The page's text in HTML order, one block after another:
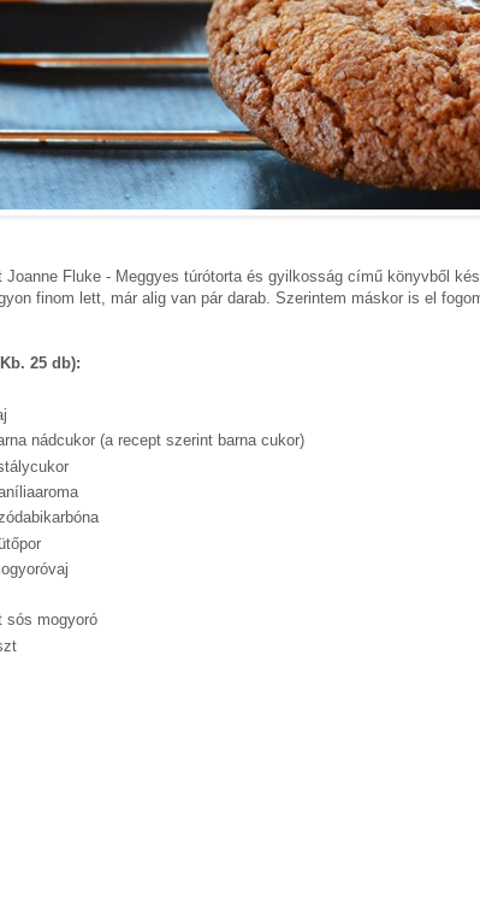
Joanne Fluke - Meggyes túrótorta és gyilkosság című könyvből
finom lett, már alig van pár darab. Szerintem máskor is el
25 db):
nádcukor (a recept szerint barna cukor)
sós mogyoró